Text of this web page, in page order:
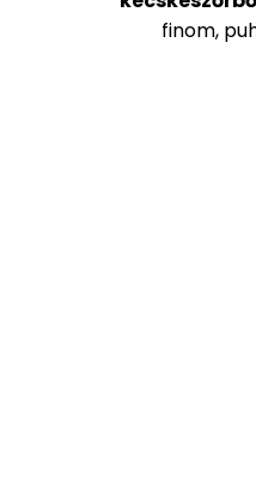
finom,